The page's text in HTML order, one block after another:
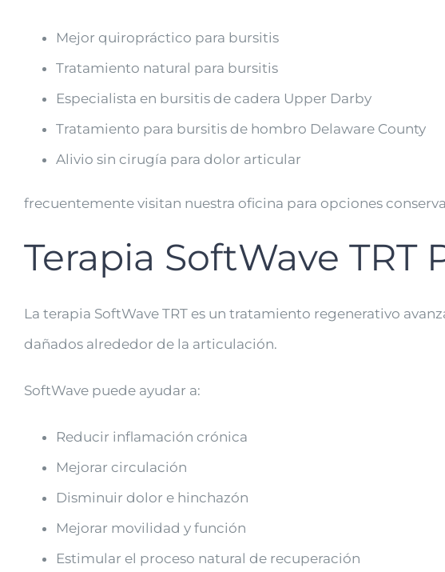
Mejor quiropráctico para bursitis
Tratamiento natural para bursitis
Especialista en bursitis de cadera Upper Darby
Tratamiento para bursitis de hombro Delaware County
Alivio sin cirugía para dolor articular
frecuentemente visitan nuestra oficina para opciones
Terapia SoftWave TRT
La terapia SoftWave TRT es un tratamiento regenerativo
dañados alrededor de la articulación.
SoftWave puede ayudar a:
Reducir inflamación crónica
Mejorar circulación
Disminuir dolor e hinchazón
Mejorar movilidad y función
Estimular el proceso natural de recuperación